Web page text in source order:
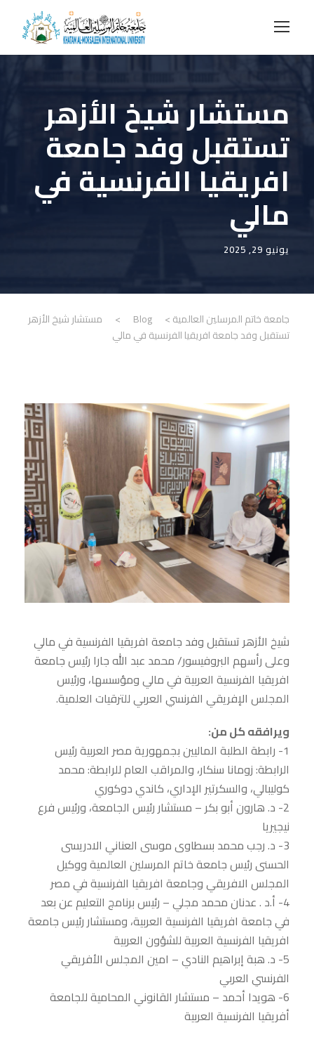
مستشار شيخ الأزهر
تستقبل وفد جامعة
افريقيا الفرنسية في
مالي
يونيو 29, 2025
جامعة خاتم المرسلين العالمية>
Blog
>
مستشار شيخ الأزهر
تستقبل وفد جامعة افريقيا الفرنسية في مالي
شيخ الأزهر تستقبل وفد جامعة افريقيا الفرنسية في مالي
وعلى رأسهم البروفيسور/ محمد عبد الله جارا رئيس جامعة
افريقيا الفرنسية العربية في مالي ومؤسسها، ورئيس
المجلس الإفريقي الفرنسي العربي للترقيات العلمية.
ويرافقه كل من:
1- رابطة الطلبة الماليين بجمهورية مصر العربية رئيس
الرابطة: زومانا سنكار، والمراقب العام للرابطة: محمد
كوليبالي، والسكرتير الإداري، كاندي دوكوري
2- د. هارون أبو بكر – مستشار رئيس الجامعة، ورئيس فرع
نيجيريا
3- د. رجب محمد بسطاوى موسى العناني الادريسى
الحسنى رئيس جامعة خاتم المرسلين العالمية ووكيل
المجلس الافريقي وجامعة افريقيا الفرنسية في مصر
4- أ.د . عدنان محمد مجلي – رئيس برنامج التعليم عن بعد
في جامعة افريقيا الفرنسية العربية، ومستشار رئيس جامعة
افريقيا الفرنسية العربية للشؤون العربية
5- د. هبة إبراهيم النادي – امين المجلس الأفريقي
الفرنسي العربي
6- هويدا أحمد – مستشار القانوني المحامية للجامعة
أفريقيا الفرنسية العربية